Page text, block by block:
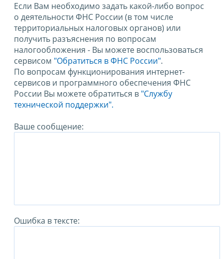
Если Вам необходимо задать какой-либо вопрос
о деятельности ФНС России (в том числе
территориальных налоговых органов) или
получить разъяснения по вопросам
налогообложения - Вы можете воспользоваться
сервисом "Обратиться в ФНС России".
По вопросам функционирования интернет-
сервисов и программного обеспечения ФНС
России Вы можете обратиться в "Службу
технической поддержки".
Ваше сообщение:
Ошибка в тексте: